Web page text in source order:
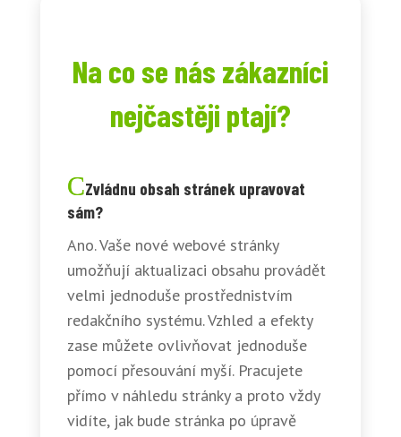
Na co se nás zákazníci
nejčastěji ptají?
Zvládnu obsah stránek upravovat
sám?
Ano. Vaše nové webové stránky
umožňují aktualizaci obsahu provádět
velmi jednoduše prostřednistvím
redakčního systému. Vzhled a efekty
zase můžete ovlivňovat jednoduše
pomocí přesouvání myší. Pracujete
přímo v náhledu stránky a proto vždy
vidíte, jak bude stránka po úpravě